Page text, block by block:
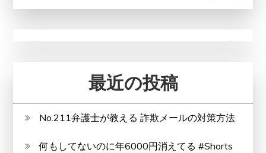
点
は
最近の投稿
No.211弁護士が教える 詐欺メールの対策方法
何もしてないのに年6000円消えてる #Shorts